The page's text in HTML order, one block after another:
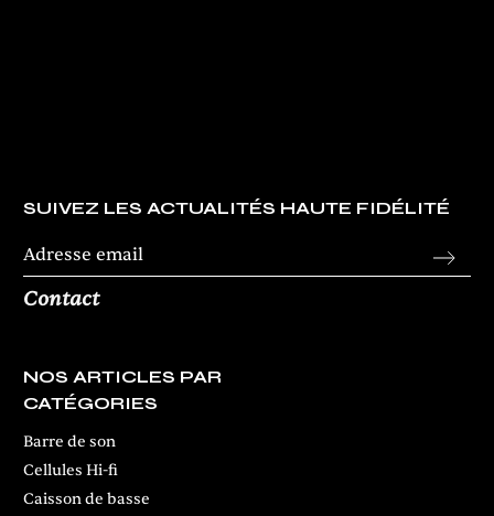
SUIVEZ LES ACTUALITÉS HAUTE FIDÉLITÉ
Contact
NOS ARTICLES PAR
CATÉGORIES
Barre de son
Cellules Hi-fi
Caisson de basse